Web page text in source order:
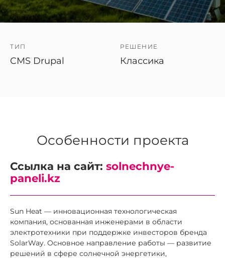
ТИП
CMS Drupal
РЕШЕНИЕ
Классика
Особенности проекта
Ссылка на сайт: solnechnye-
paneli.kz
Sun Heat — инновационная технологическая
компания, основанная инженерами в области
электротехники при поддержке инвесторов бренда
SolarWay. Основное направление работы — развитие
решений в сфере солнечной энергетики,